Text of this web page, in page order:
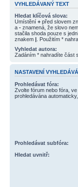
VYHLEDÁVANÝ TEXT
Hledat klíčová slova:
Umístění + před slovem
a - znamená, že slovo
stačila shoda pouze s
znakem | . Použitím *
Vyhledat autora:
Zadáním * nahradíte část
NASTAVENÍ
Prohledávat fóra:
Zvolte fórum nebo fóra,
prohledávána
Prohledávat subfóra:
Hledat uvnitř: